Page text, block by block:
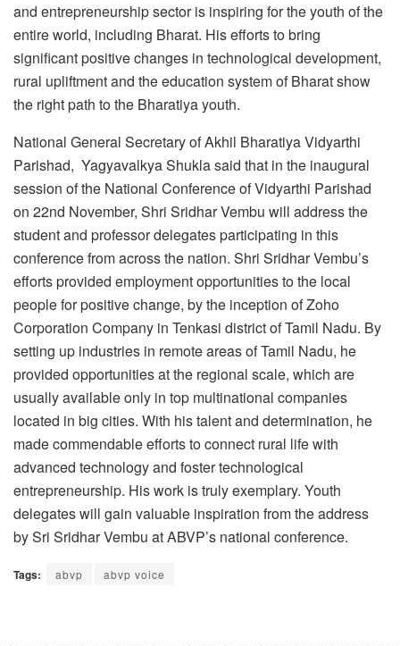
and entrepreneurship sector is inspiring for the youth of the
entire world, including Bharat. His efforts to bring
significant positive changes in technological development,
rural upliftment and the education system of Bharat show
the right path to the Bharatiya youth.
National General Secretary of Akhil Bharatiya Vidyarthi
Parishad, Yagyavalkya Shukla said that in the inaugural
session of the National Conference of Vidyarthi Parishad
on 22nd November, Shri Sridhar Vembu will address the
student and professor delegates participating in this
conference from across the nation. Shri Sridhar Vembu’s
efforts provided employment opportunities to the local
people for positive change, by the inception of Zoho
Corporation Company in Tenkasi district of Tamil Nadu. By
setting up industries in remote areas of Tamil Nadu, he
provided opportunities at the regional scale, which are
usually available only in top multinational companies
located in big cities. With his talent and determination, he
made commendable efforts to connect rural life with
advanced technology and foster technological
entrepreneurship. His work is truly exemplary. Youth
delegates will gain valuable inspiration from the address
by Sri Sridhar Vembu at ABVP’s national conference.
Tags: abvp abvp voice